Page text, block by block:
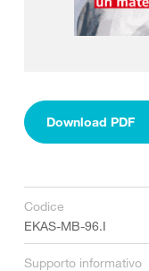
Download PDF
Codice
EKAS-MB-96.I
Supporto informativo